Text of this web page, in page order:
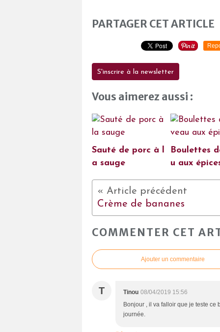
PARTAGER CET ARTICLE
S'inscrire à la newsletter
Vous aimerez aussi :
Sauté de porc à l
a sauge
Boulettes
u aux
Crème de bananes
COMMENTER CET
Ajouter un commentaire
T Tinou 08/04/2019 15:56
Bonjour , il va falloir que je teste ce
journée.